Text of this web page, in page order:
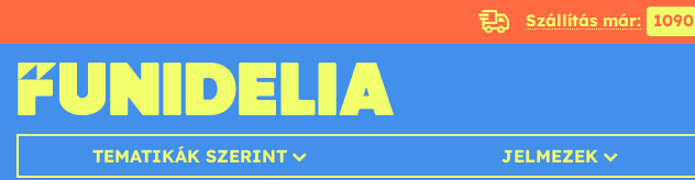
Szállítás már:
TEMATIKÁK SZERINT JELMEZEK